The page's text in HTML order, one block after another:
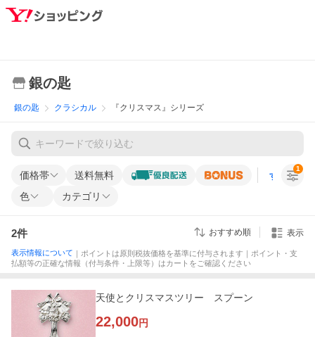
銀の匙
銀の匙 クラシカル 『クリスマス』シリーズ
価格帯 送料無料 すべての条
色 カテゴリ
1
2件 おすすめ順 表示
表示情報について ｜ポイントは原則税抜価格を基準に付与されます｜ポイント・支
払額等の正確な情報（付与条件・上限等）はカートをご確認ください
天使とクリスマスツリー スプーン
22,000円